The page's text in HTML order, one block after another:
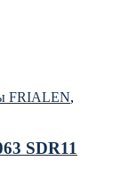
FRIALEN,
SDR11